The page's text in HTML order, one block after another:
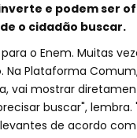
inverte e podem ser
o cidadão buscar.
o Enem. Muitas
Plataforma
vai mostrar
buscar",
de acordo